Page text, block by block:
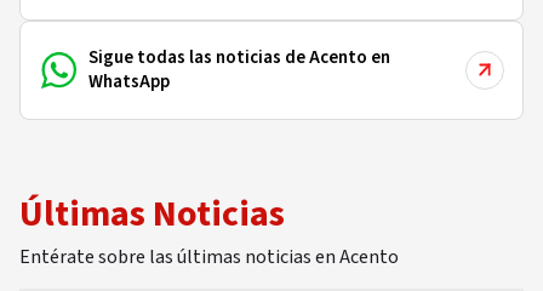
Sigue todas las noticias de Acento en
WhatsApp